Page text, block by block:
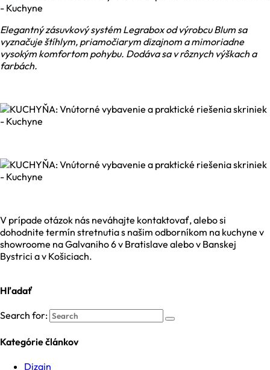
Elegantný zásuvkový systém Legrabox od výrobcu Blum sa
vyznačuje štíhlym, priamočiarym dizajnom a mimoriadne
vysokým komfortom pohybu. Dodáva sa v rôznych výškach a
farbách.
V prípade otázok nás neváhajte kontaktovať, alebo si
dohodnite termín stretnutia s našim odborníkom na kuchyne v
showroome na Galvaniho 6 v Bratislave alebo v Banskej
Bystrici a v Košiciach.
Hľadať
Search for:
Kategórie článkov
Dizajn